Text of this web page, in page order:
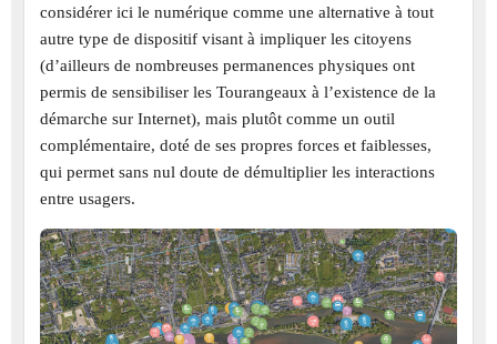
considérer ici le numérique comme une alternative à tout
autre type de dispositif visant à impliquer les citoyens
(d’ailleurs de nombreuses permanences physiques ont
permis de sensibiliser les Tourangeaux à l’existence de la
démarche sur Internet), mais plutôt comme un outil
complémentaire, doté de ses propres forces et faiblesses,
qui permet sans nul doute de démultiplier les interactions
entre usagers.